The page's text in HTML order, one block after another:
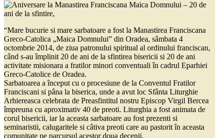
“Mare bucurie si mare sarbatoare a fost la Manastirea Franciscana
Greco-Catolica „Maica Domnului” din Oradea, sâmbata 4
octombrie 2014, de ziua patronului spiritual al ordinului franciscan,
când s-au împlinit 20 de ani de la sfintirea bisericii si 20 de ani
activitate misionara a fratilor minori conventuali în cadrul Eparhiei
Greco-Catolice de Oradea.
Sarbatoarea a început cu o procesiune de la Conventul Fratilor
Franciscani si pâna la biserica, unde a avut loc Sfânta Liturghie
Arhiereasca celebrata de Preasfintitul nostru Episcop Virgil Bercea
împreuna cu aproximativ 40 de preoti. Liturghia a fost animata de
corul bisericii, iar la aceasta sarbatoare au fost prezenti si
seminaristii, calugaritele si câtiva preoti care au pastorit în aceasta
comunitate pe parcursul acestor doua decenii.